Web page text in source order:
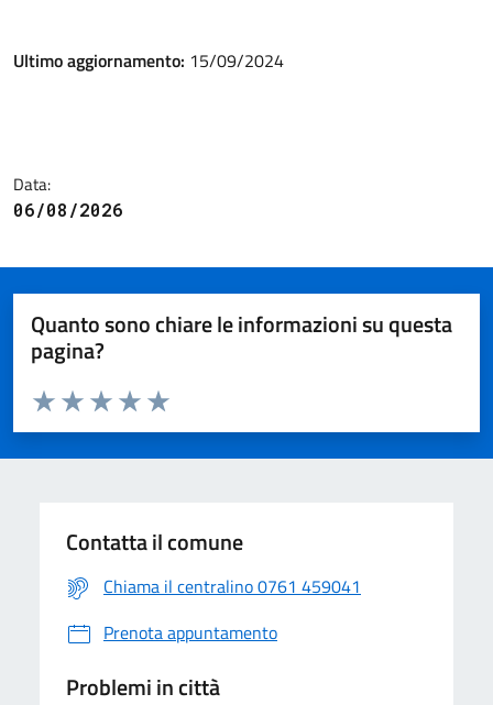
Ultimo aggiornamento: 15/09/2024
Data:
06/08/2026
Quanto sono chiare le informazioni su questa
pagina?
Valuta da 1 a 5 stelle la pagina
Valuta 4 stelle su 5
Valuta 3 stelle su 5
Valuta 2 stelle su 5
Valuta 1 stelle su 5
Contatta il comune
Chiama il centralino 0761 459041
Prenota appuntamento
Problemi in città